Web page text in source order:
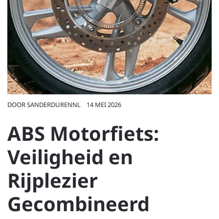
DOORSANDERDURENNL 14 MEI 2026
ABS Motorfiets:
Veiligheid en
Rijplezier
Gecombineerd